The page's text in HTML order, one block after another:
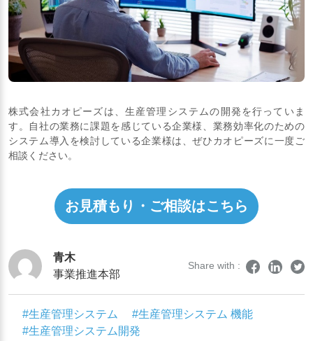
株式会社カオピーズは、生産管理システムの開発を行っていま
す。自社の業務に課題を感じている企業様、業務効率化のための
システム導入を検討している企業様は、ぜひカオピーズに一度ご
相談ください。
お見積もり・ご相談はこちら
青木
事業推進本部
Share with :
#生産管理システム
#生産管理システム 機能
#生産管理システム開発